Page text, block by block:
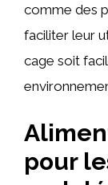
comme des
faciliter leur
cage soit
pour